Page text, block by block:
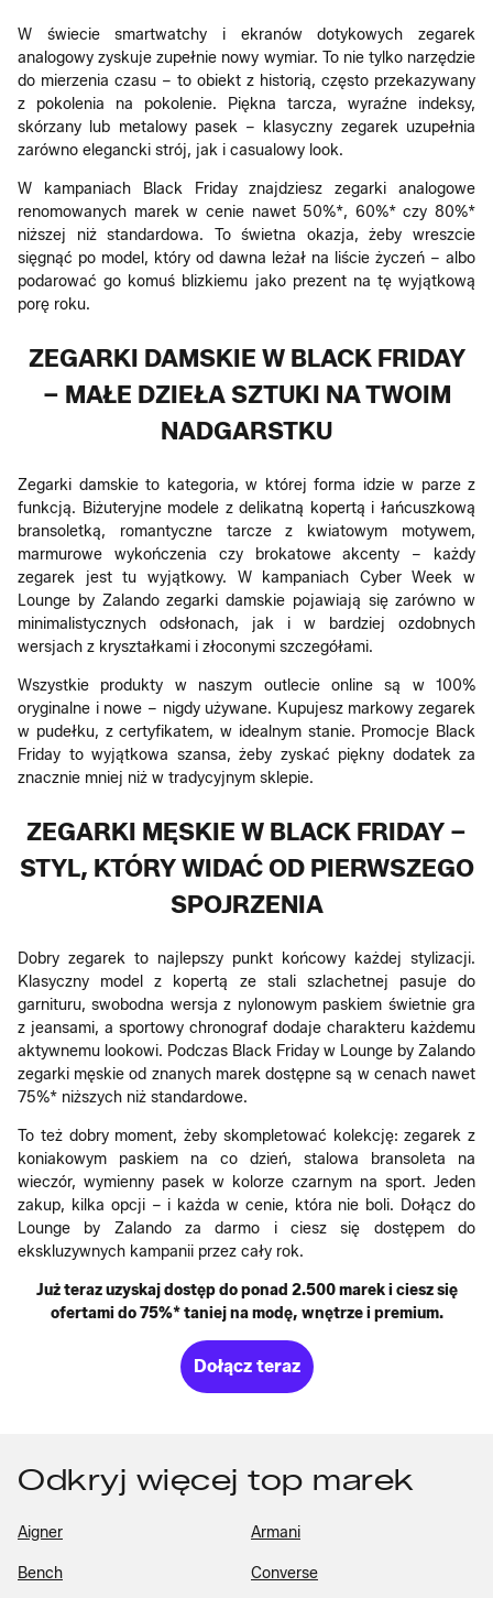
W świecie smartwatchy i ekranów dotykowych zegarek
analogowy zyskuje zupełnie nowy wymiar. To nie tylko narzędzie
do mierzenia czasu – to obiekt z historią, często przekazywany
z pokolenia na pokolenie. Piękna tarcza, wyraźne indeksy,
skórzany lub metalowy pasek – klasyczny zegarek uzupełnia
zarówno elegancki strój, jak i casualowy look.
W kampaniach Black Friday znajdziesz zegarki analogowe
renomowanych marek w cenie nawet 50%*, 60%* czy 80%*
niższej niż standardowa. To świetna okazja, żeby wreszcie
sięgnąć po model, który od dawna leżał na liście życzeń – albo
podarować go komuś blizkiemu jako prezent na tę wyjątkową
porę roku.
ZEGARKI DAMSKIE W BLACK FRIDAY
– MAŁE DZIEŁA SZTUKI NA TWOIM
NADGARSTKU
Zegarki damskie to kategoria, w której forma idzie w parze z
funkcją. Biżuteryjne modele z delikatną kopertą i łańcuszkową
bransoletką, romantyczne tarcze z kwiatowym motywem,
marmurowe wykończenia czy brokatowe akcenty – każdy
zegarek jest tu wyjątkowy. W kampaniach Cyber Week w
Lounge by Zalando zegarki damskie pojawiają się zarówno w
minimalistycznych odsłonach, jak i w bardziej ozdobnych
wersjach z kryształkami i złoconymi szczegółami.
Wszystkie produkty w naszym outlecie online są w 100%
oryginalne i nowe – nigdy używane. Kupujesz markowy zegarek
w pudełku, z certyfikatem, w idealnym stanie. Promocje Black
Friday to wyjątkowa szansa, żeby zyskać piękny dodatek za
znacznie mniej niż w tradycyjnym sklepie.
ZEGARKI MĘSKIE W BLACK FRIDAY –
STYL, KTÓRY WIDAĆ OD PIERWSZEGO
SPOJRZENIA
Dobry zegarek to najlepszy punkt końcowy każdej stylizacji.
Klasyczny model z kopertą ze stali szlachetnej pasuje do
garnituru, swobodna wersja z nylonowym paskiem świetnie gra
z jeansami, a sportowy chronograf dodaje charakteru każdemu
aktywnemu lookowi. Podczas Black Friday w Lounge by Zalando
zegarki męskie od znanych marek dostępne są w cenach nawet
75%* niższych niż standardowe.
To też dobry moment, żeby skompletować kolekcję: zegarek z
koniakowym paskiem na co dzień, stalowa bransoleta na
wieczór, wymienny pasek w kolorze czarnym na sport. Jeden
zakup, kilka opcji – i każda w cenie, która nie boli. Dołącz do
Lounge by Zalando za darmo i ciesz się dostępem do
ekskluzywnych kampanii przez cały rok.
Już teraz uzyskaj dostęp do ponad 2.500 marek i ciesz się
ofertami do 75%* taniej na modę, wnętrze i premium.
Dołącz teraz
Odkryj więcej top marek
Aigner Armani
Bench Converse